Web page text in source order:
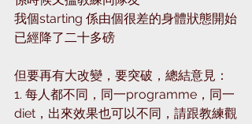
我個starting 係由個很差的身體狀態開始
已經降了二十多磅
但要再有大改變，要突破，總結意見：
1. 每人都不同，同一programme，同一
diet，出來效果也可以不同，請跟教練觀